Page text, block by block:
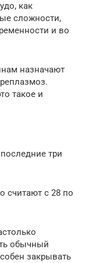
как
сложности,
и во
назначают
такое и
три
считают с 28 по
обычный
закрывать